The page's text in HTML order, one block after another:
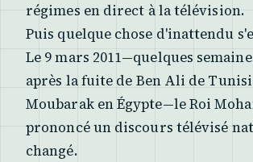
régimes en direct à la télévision.
Puis quelque chose d'inattendu
Le 9 mars 2011—quelques
après la fuite de Ben Ali de
Moubarak en Égypte—le Roi
prononcé un discours télévisé
changé.